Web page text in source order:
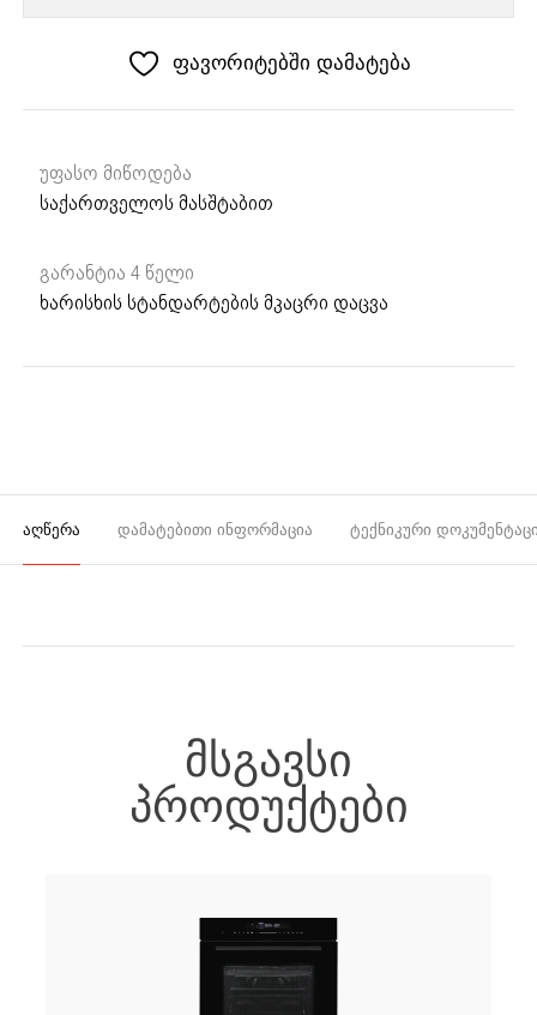
663
ფავორიტებში დამატება
უფასო მიწოდება
საქართველოს მასშტაბით
გარანტია 4 წელი
ხარისხის სტანდარტების მკაცრი დაცვა
ᲐᲦᲬᲔᲠᲐ ᲓᲐᲛᲐᲢᲔᲑᲘᲗᲘ ᲘᲜᲤᲝᲠᲛᲐᲪᲘᲐ ᲢᲔᲥᲜᲘᲙᲣᲠᲘ
ᲛᲡᲒᲐᲕᲡᲘ
ᲞᲠᲝᲓᲣᲥᲢᲔᲑᲘ